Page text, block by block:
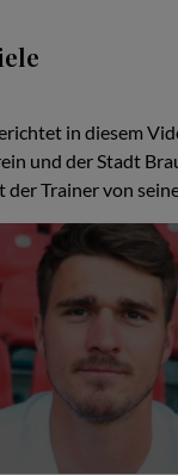
in diesem
und der Stadt
Trainer von